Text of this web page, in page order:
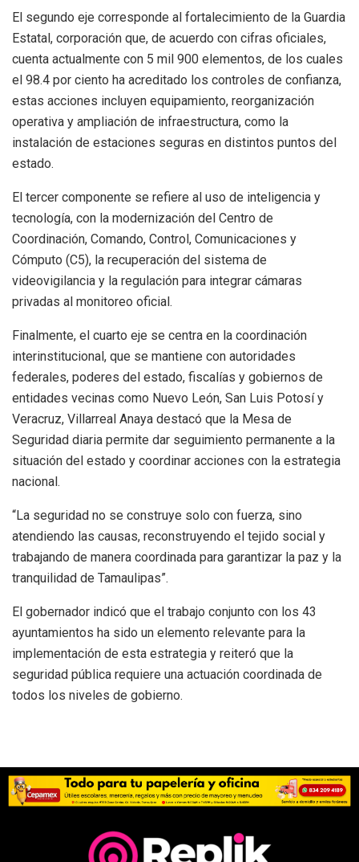
El segundo eje corresponde al fortalecimiento de la Guardia
Estatal, corporación que, de acuerdo con cifras oficiales,
cuenta actualmente con 5 mil 900 elementos, de los cuales
el 98.4 por ciento ha acreditado los controles de confianza,
estas acciones incluyen equipamiento, reorganización
operativa y ampliación de infraestructura, como la
instalación de estaciones seguras en distintos puntos del
estado.
El tercer componente se refiere al uso de inteligencia y
tecnología, con la modernización del Centro de
Coordinación, Comando, Control, Comunicaciones y
Cómputo (C5), la recuperación del sistema de
videovigilancia y la regulación para integrar cámaras
privadas al monitoreo oficial.
Finalmente, el cuarto eje se centra en la coordinación
interinstitucional, que se mantiene con autoridades
federales, poderes del estado, fiscalías y gobiernos de
entidades vecinas como Nuevo León, San Luis Potosí y
Veracruz, Villarreal Anaya destacó que la Mesa de
Seguridad diaria permite dar seguimiento permanente a la
situación del estado y coordinar acciones con la estrategia
nacional.
“La seguridad no se construye solo con fuerza, sino
atendiendo las causas, reconstruyendo el tejido social y
trabajando de manera coordinada para garantizar la paz y la
tranquilidad de Tamaulipas”.
El gobernador indicó que el trabajo conjunto con los 43
ayuntamientos ha sido un elemento relevante para la
implementación de esta estrategia y reiteró que la
seguridad pública requiere una actuación coordinada de
todos los niveles de gobierno.